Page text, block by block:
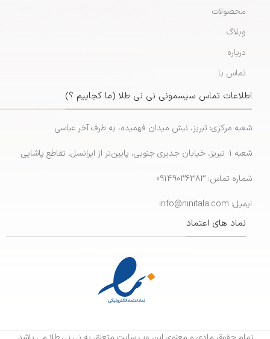
محصولات
وبلاگ
درباره
تماس با
اطلاعات تماس سیسمونی نی نی طلا (ما کجاییم ؟)
شعبه مرکزی: تبریز، نبش میدان فهمیده، به طرف آخر عباسی
شعبه 1: تبریز، خیابان جدیری جنوبی، پایین‌تر از ایرانسل، تقاطع پاشایی
شماره تماس: 09149036383
ایمیل: info@ninitala.com
نماد های اعتماد